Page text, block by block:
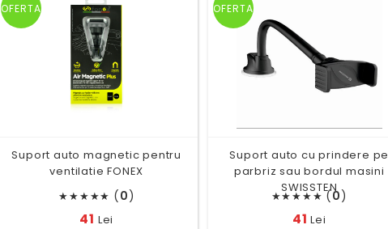
OFERTA
Suport auto magnetic pentru
ventilatie FONEX
★★★★★ (0)
41 Lei
OFERTA
Suport auto cu prindere pe
parbriz sau bordul masini
SWISSTEN
★★★★★ (0)
41Lei